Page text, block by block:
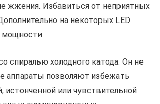
жжения. Избавиться от неприятных
на некоторых LED
мощности.
спиралью холодного катода. Он не
аппараты позволяют избежать
истонченной или чувствительной